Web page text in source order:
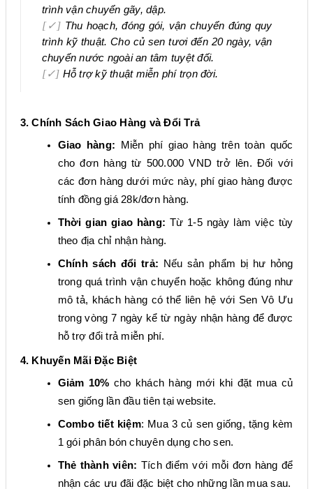
trình vận chuyển gãy, dập.
[✓] Thu hoạch, đóng gói, vận chuyển đúng quy
trình kỹ thuật. Cho củ sen tươi đến 20 ngày, vận
chuyển nước ngoài an tâm tuyệt đối.
[✓] Hỗ trợ kỹ thuậtmiễn phítrọn đời.
3. Chính Sách Giao Hàng và Đổi Trả
Giao hàng: Miễn phí giao hàng trên toàn quốc
cho đơn hàng từ 500.000 VND trở lên. Đối với
các đơn hàng dưới mức này, phí giao hàng được
tính đồng giá 28k/đơn hàng.
Thời gian giao hàng: Từ 1-5 ngày làm việc tùy
theo địa chỉ nhận hàng.
Chính sách đổi trả: Nếu sản phẩm bị hư hỏng
trong quá trình vận chuyển hoặc không đúng như
mô tả, khách hàng có thể liên hệ với Sen Vô Ưu
trong vòng 7 ngày kể từ ngày nhận hàng để được
hỗ trợ đổi trả miễn phí.
4. Khuyến Mãi Đặc Biệt
Giảm 10% cho khách hàng mới khi đặt mua củ
sen giống lần đầu tiên tại website.
Combo tiết kiệm: Mua 3 củ sen giống, tặng kèm
1 gói phân bón chuyên dụng cho sen.
Thẻ thành viên: Tích điểm với mỗi đơn hàng để
nhận các ưu đãi đặc biệt cho những lần mua sau.